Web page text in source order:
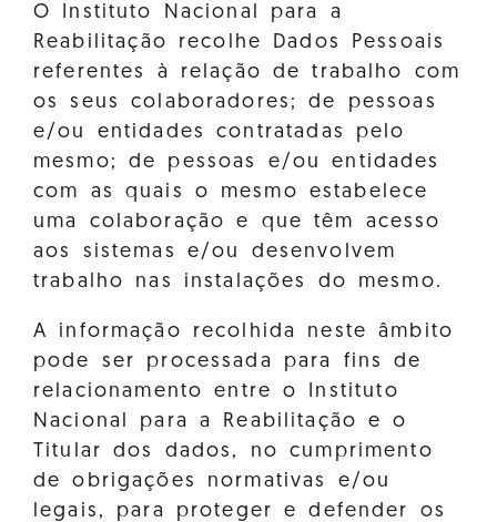
O Instituto Nacional para a
Reabilitação recolhe Dados Pessoais
referentes à relação de trabalho com
os seus colaboradores; de pessoas
e/ou entidades contratadas pelo
mesmo; de pessoas e/ou entidades
com as quais o mesmo estabelece
uma colaboração e que têm acesso
aos sistemas e/ou desenvolvem
trabalho nas instalações do mesmo.
A informação recolhida neste âmbito
pode ser processada para fins de
relacionamento entre o Instituto
Nacional para a Reabilitação e o
Titular dos dados, no cumprimento
de obrigações normativas e/ou
legais, para proteger e defender os